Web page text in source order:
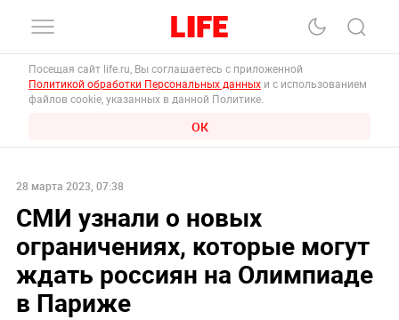
Посещая сайт life.ru, Вы соглашаетесь с приложенной
Политикой обработки Персональных данных и с использованием
файлов cookie, указанных в данной Политике.
ОК
28 марта 2023, 07:38
СМИ узнали о новых
ограничениях, которые могут
ждать россиян на Олимпиаде
в Париже